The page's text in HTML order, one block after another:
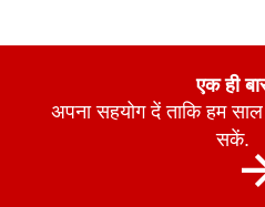
एक ही
अपना सहयोग दें ताकि हम
सकें.